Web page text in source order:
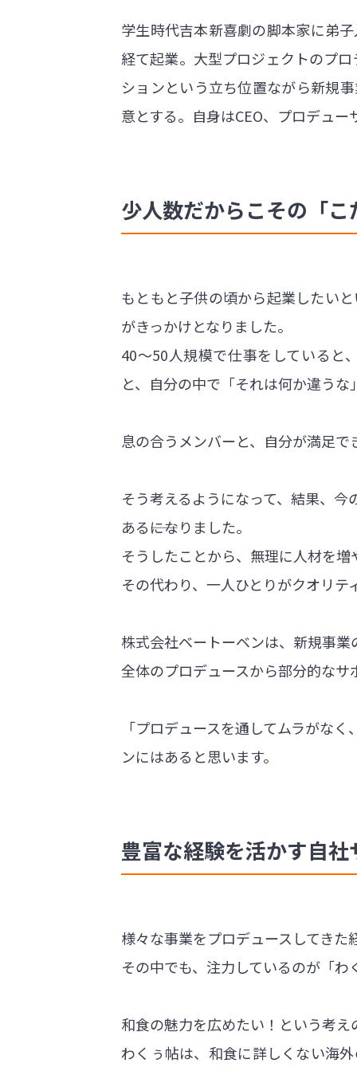
学生時代吉本新喜劇の脚本家に弟
経て起業。大型プロジェクトのプ
ションという立ち位置ながら新規
意とする。自身はCEO、プロデュ
少人数だからこその「
もともと子供の頃から起業したい
がきっかけとなりました。
40～50人規模で仕事をしていると
と、自分の中で「それは何か違う
息の合うメンバーと、自分が満足
そう考えるようになって、結果、今
ある――になりました。
そうしたことから、無理に人材を
その代わり、一人ひとりがクオリ
株式会社ベートーベンは、新規事
全体のプロデュースから部分的な
「プロデュースを通してムラがな
ンにはあると思います。
豊富な経験を活かす自
様々な事業をプロデュースしてき
その中でも、注力しているのが「
和食の魅力を広めたい！という考え
わくぅ帖は、和食に詳しくない海